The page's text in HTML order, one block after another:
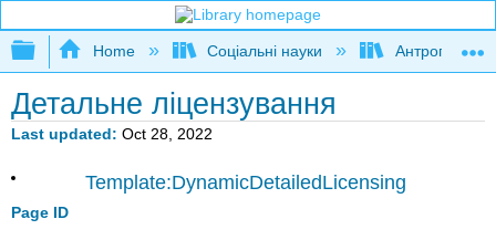
Expand/collapse global hierarchy
Home Соціальні науки Антропологія
Детальне ліцензування
Last updated Oct 28, 2022
Page ID
Template:DynamicDetailedLicensing